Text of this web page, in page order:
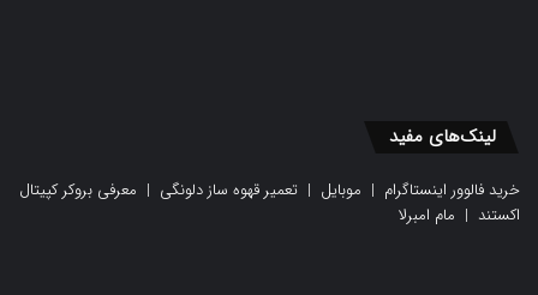
لینک‌های مفید
خرید فالوور اینستاگرام | موبایل | تعمیر قهوه ساز دلونگی | معرفی بروکر کپیتال
اکستند | مام امبرلا